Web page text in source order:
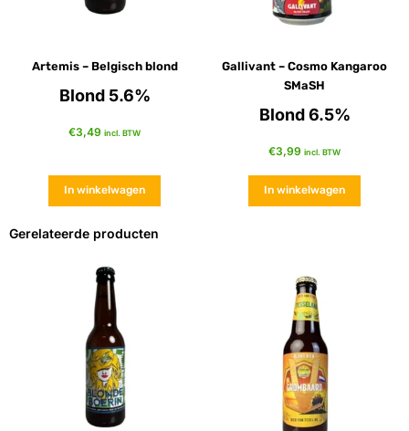
Artemis – Belgisch blond
Blond 5.6%
€3,49 incl. BTW
In winkelwagen
Gallivant – Cosmo Kangaroo
SMaSH
Blond 6.5%
€3,99 incl. BTW
In winkelwagen
Gerelateerde producten